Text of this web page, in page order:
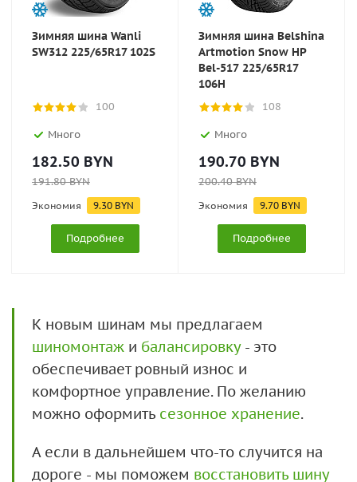
Зимняя шина Wanli
SW312 225/65R17 102S
100
Много
182.50 BYN
191.80BYN
Экономия 9.30 BYN
Подробнее
Зимняя шина Belshina
Artmotion Snow HP
Bel-517 225/65R17
106H
108
Много
190.70 BYN
200.40BYN
Экономия 9.70 BYN
Подробнее
К новым шинам мы предлагаем
шиномонтаж и балансировку- это
обеспечивает ровный износ и
комфортное управление. По желанию
можно оформить сезонное хранение.
А если в дальнейшем что-то случится на
дороге - мы поможем восстановить шину